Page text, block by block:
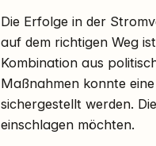
Die Erfolge in der
auf dem richtigen Weg
Kombination aus
Maßnahmen konnte
sichergestellt werden.
einschlagen möchten.